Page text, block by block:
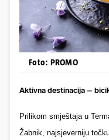
Foto: PROMO
Aktivna destinacija –
Prilikom smještaja u
Žabnik, najsjeverniju